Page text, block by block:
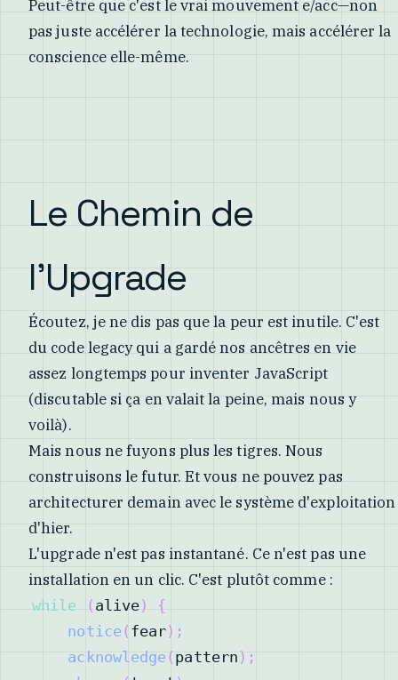
Peut-être que c'est le vrai mouvement e/acc—non
pas juste accélérer la technologie, mais accélérer la
conscience elle-même.
Le Chemin de
l'Upgrade
Écoutez, je ne dis pas que la peur est inutile. C'est
du code legacy qui a gardé nos ancêtres en vie
assez longtemps pour inventer JavaScript
(discutable si ça en valait la peine, mais nous y
voilà).
Mais nous ne fuyons plus les tigres. Nous
construisons le futur. Et vous ne pouvez pas
architecturer demain avec le système d'exploitation
d'hier.
L'upgrade n'est pas instantané. Ce n'est pas une
installation en un clic. C'est plutôt comme :
while ( alive)
{
notice ( fear) ;
acknowledge ( pattern ) ;